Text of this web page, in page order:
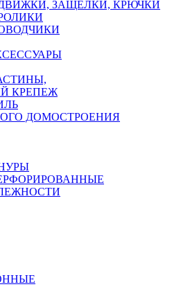
ЗАЩЕЛКИ, КРЮЧКИ
КРЕПЕЖ
ДОМОСТРОЕНИЯ